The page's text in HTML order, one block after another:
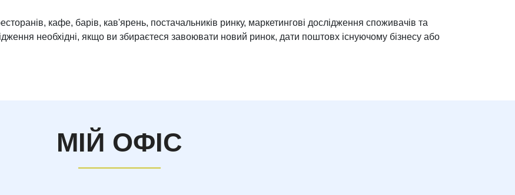
кафе, барів, кав'ярень, постачальників ринку, маркетингові дослідження споживачів та
необхідні, якщо ви збираєтеся завоювати новий ринок, дати поштовх існуючому бізнесу або
МІЙ ОФІС